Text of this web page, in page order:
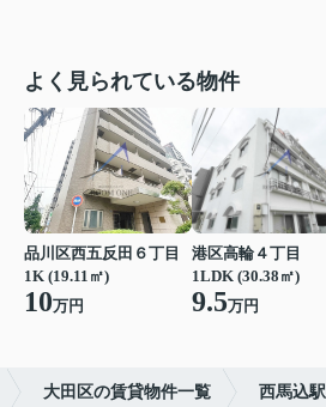
よく見られている物件
品川区西五反田６丁目
1K (19.11㎡)
10万円
港区高輪４丁目
1LDK (30.38㎡)
9.5万円
大田区の賃貸物件一覧 西馬込駅